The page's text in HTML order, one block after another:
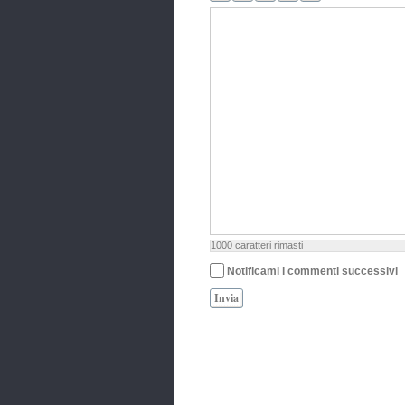
1000 caratteri rimasti
Notificami i commenti successivi
Invia